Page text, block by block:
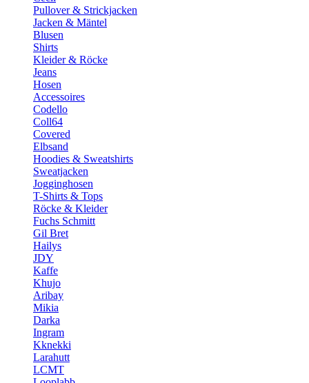
Pullover & Strickjacken
Jacken & Mäntel
Blusen
Shirts
Kleider & Röcke
Jeans
Hosen
Accessoires
Codello
Coll64
Covered
Elbsand
Hoodies & Sweatshirts
Sweatjacken
Jogginghosen
T-Shirts & Tops
Röcke & Kleider
Fuchs Schmitt
Gil Bret
Hailys
JDY
Kaffe
Khujo
Aribay
Mikia
Darka
Ingram
Kknekki
Larahutt
LCMT